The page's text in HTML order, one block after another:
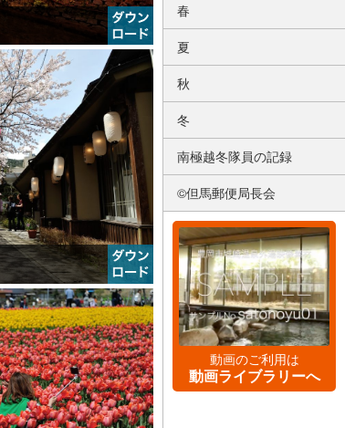
春
夏
秋
冬
南極越冬隊員の記録
©但馬郵便局長会
動画のご利用は
動画ライブラリーへ